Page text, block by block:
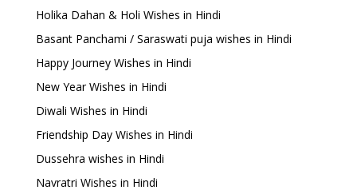
Holika Dahan & Holi Wishes in Hindi
Basant Panchami / Saraswati puja wishes in Hindi
Happy Journey Wishes in Hindi
New Year Wishes in Hindi
Diwali Wishes in Hindi
Friendship Day Wishes in Hindi
Dussehra wishes in Hindi
Navratri Wishes in Hindi